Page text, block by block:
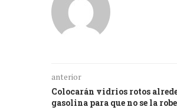
anterior
Colocarán vidrios rotos
gasolina para que no se la